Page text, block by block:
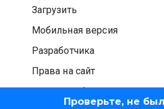
Проверьте, не
Загрузить
Мобильная версия
Разработчика
Права на сайт
Проверка безопасности